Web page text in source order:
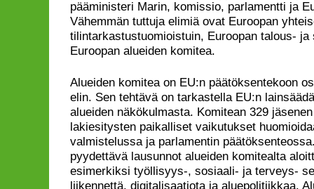
pääministeri Marin, komissio, parlamentti ja
Vähemmän tuttuja elimiä ovat Euroopan
tilintarkastustuomioistuin, Euroopan talous-
Euroopan alueiden komitea.
Alueiden komitea on EU:n päätöksentekoon
elin. Sen tehtävä on tarkastella EU:n
alueiden näkökulmasta. Komitean 329
lakiesitysten paikalliset vaikutukset
valmistelussa ja parlamentin
pyydettävä lausunnot alueiden komitealta
esimerkiksi työllisyys-, sosiaali- ja terveys-
liikennettä, digitalisaatiota ja aluepolitiikkaa.